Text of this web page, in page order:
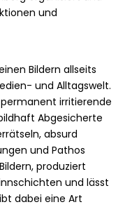
und
Bildern allseits
und Alltagswelt.
irritierende
Abgesicherte
absurd
und Pathos
produziert
und lässt
dabei eine Art